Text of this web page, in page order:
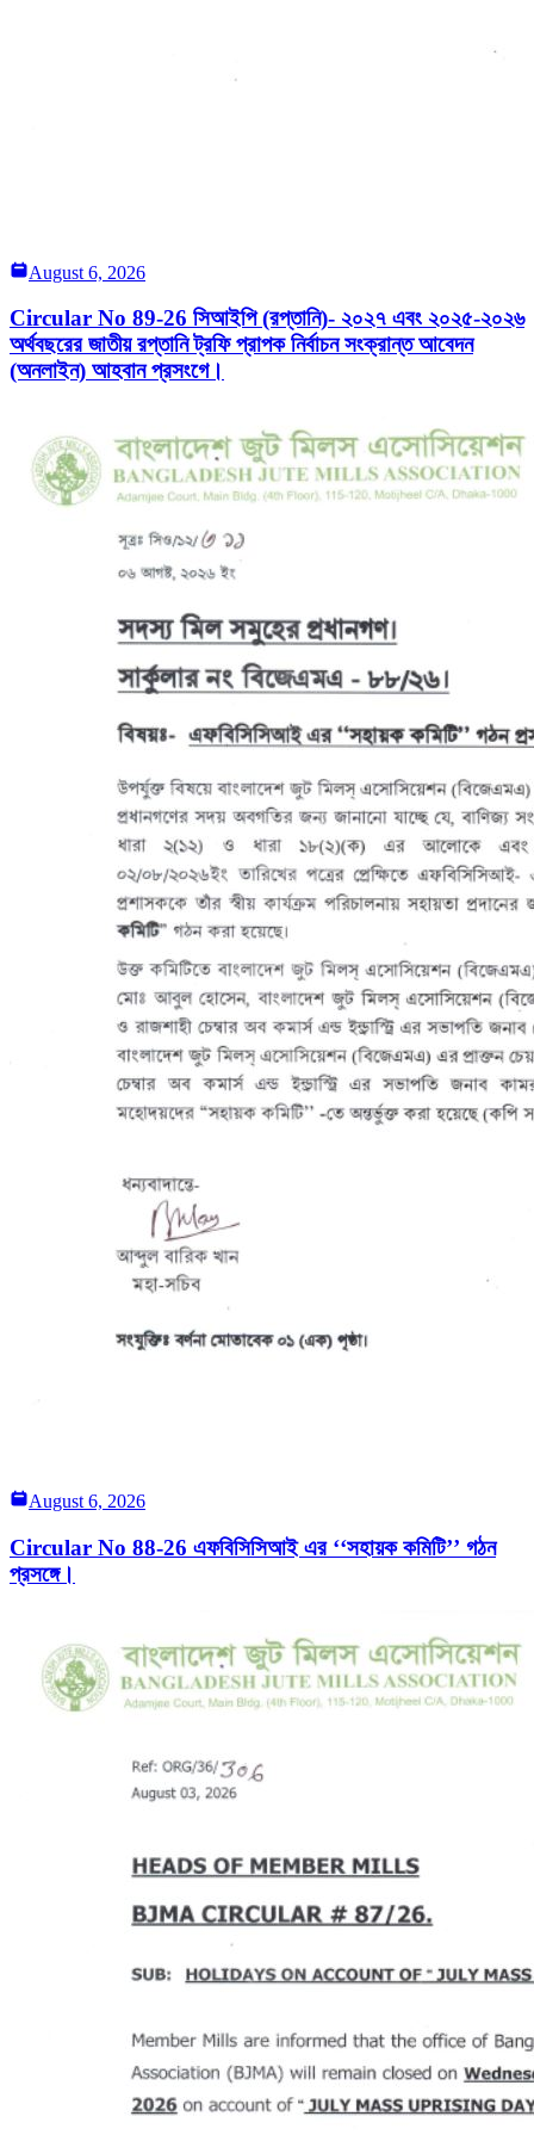
August 6, 2026
Circular No 89-26 সিআইপি (রপ্তানি)- ২০২৭ এবং ২০২৫-২০২৬
অর্থবছরের জাতীয় রপ্তানি ট্রফি প্রাপক নির্বাচন সংক্রান্ত আবেদন
(অনলাইন) আহবান প্রসংগে।
August 6, 2026
Circular No 88-26 এফবিসিসিআই এর ‘‘সহায়ক কমিটি’’ গঠন
প্রসঙ্গে।